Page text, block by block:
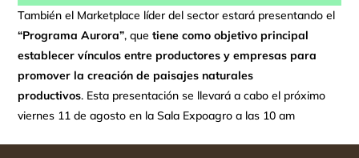
También el Marketplace líder del sector estará presentando el
“Programa Aurora”, quetiene como objetivo principal
establecer vínculos entre productores y empresas para
promover la creación de paisajes naturales
productivos. Esta presentación se llevará a cabo el próximo
viernes 11 de agosto en la Sala Expoagro a las 10 am